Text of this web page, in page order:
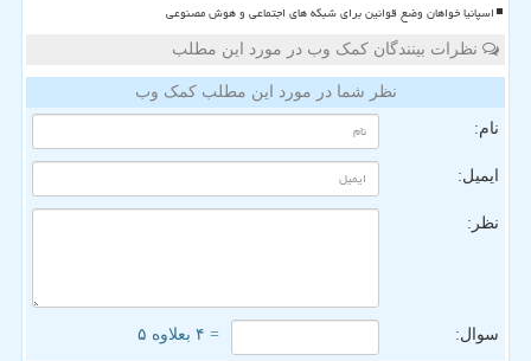
اسپانیا خواهان وضع قوانین برای شبکه های اجتماعی و هوش مصنوعی
نظرات بینندگان کمک وب در مورد این مطلب
نظر شما در مورد این مطلب کمک وب
نام:
ایمیل:
نظر:
سوال: = ۴ بعلاوه ۵